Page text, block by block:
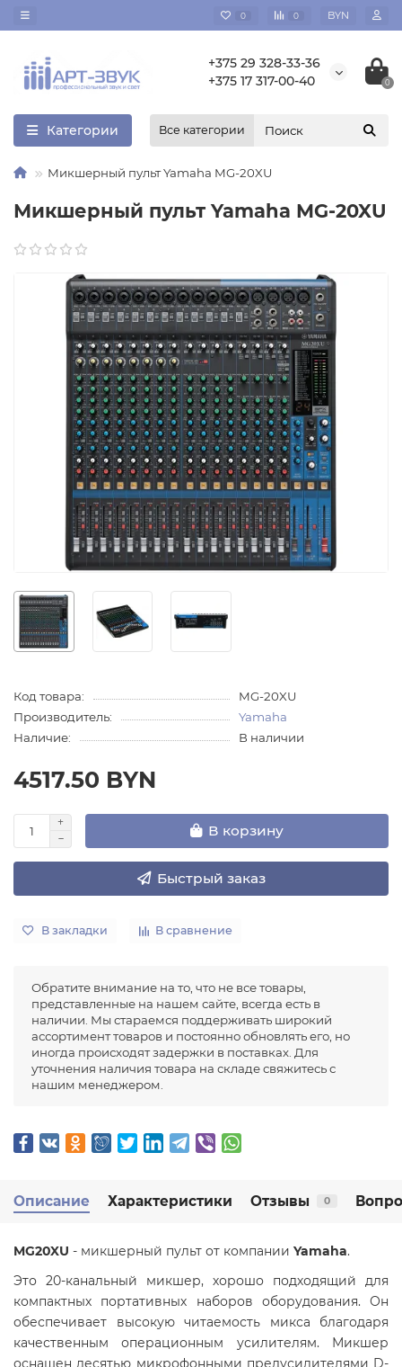
0 0 BYN
+375 29 328-33-36
+375 17 317-00-40
0
Категории Все категории
Микшерный пульт Yamaha MG-20XU
Микшерный пульт Yamaha MG-20XU
Код товара:
MG-20XU
Производитель:
Yamaha
Наличие:
В наличии
4517.50 BYN
В корзину
Быстрый заказ
В закладки В сравнение
Обратите внимание на то, что не все товары,
представленные на нашем сайте, всегда есть в
наличии. Мы стараемся поддерживать широкий
ассортимент товаров и постоянно обновлять его, но
иногда происходят задержки в поставках. Для
уточнения наличия товара на складе свяжитесь с
нашим менеджером.
Описание Характеристики Отзывы 0
MG20XU - микшерный пульт от компании Yamaha.
Это 20-канальный микшер, хорошо подходящий для
компактных портативных наборов оборудования. Он
обеспечивает высокую читаемость микса благодаря
качественным операционным усилителям. Микшер
оснащен десятью микрофонными предусилителями D-